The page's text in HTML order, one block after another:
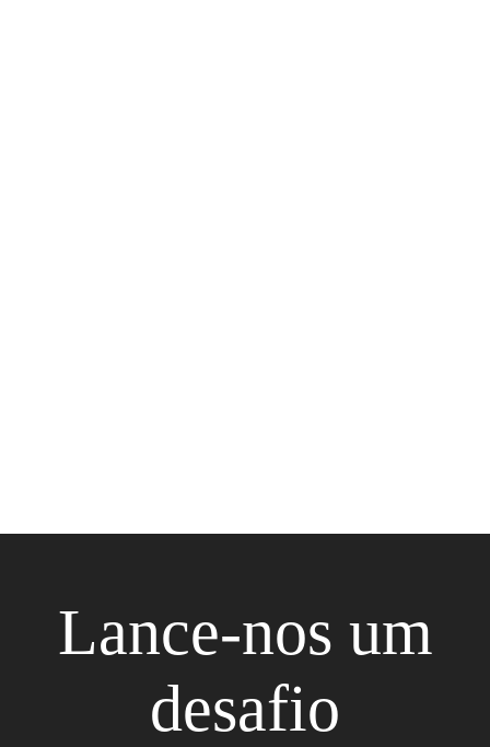
Lance-nos um
desafio